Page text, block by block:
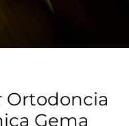
Ortodoncia
Gema